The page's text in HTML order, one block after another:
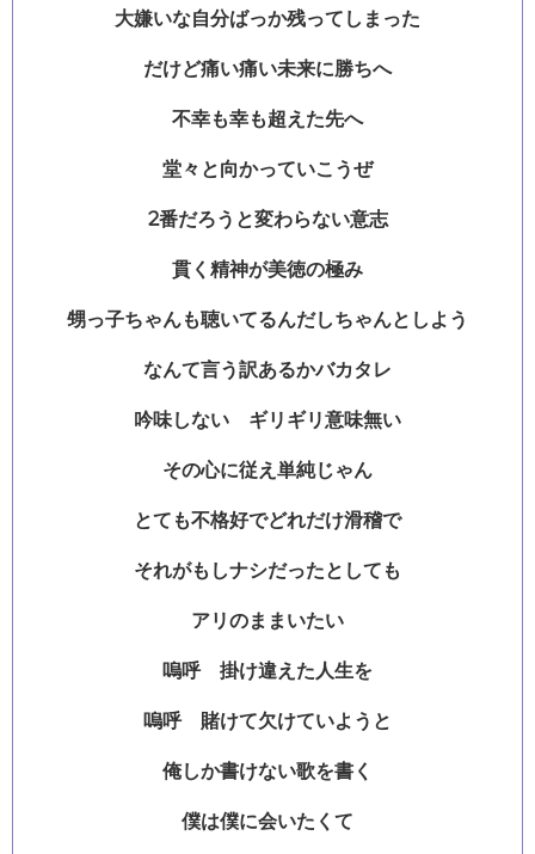
大嫌いな自分ばっか残ってしまった
だけど痛い痛い未来に勝ちへ
不幸も幸も超えた先へ
堂々と向かっていこうぜ
2番だろうと変わらない意志
貫く精神が美徳の極み
甥っ子ちゃんも聴いてるんだしちゃんとしよう
なんて言う訳あるかバカタレ
吟味しない ギリギリ意味無い
その心に従え単純じゃん
とても不格好でどれだけ滑稽で
それがもしナシだったとしても
アリのままいたい
嗚呼 掛け違えた人生を
嗚呼 賭けて欠けていようと
俺しか書けない歌を書く
僕は僕に会いたくて